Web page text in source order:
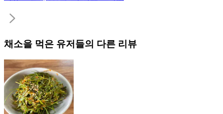
채소을 먹은 유저들의 다른 리뷰